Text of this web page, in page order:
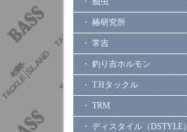
・ 椿研究所
・ 常吉
・ 釣り吉ホルモン
・ T.Hタックル
・ TRM
・ ディスタイル（DSTYLE）